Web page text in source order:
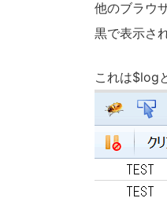
他のブラウ
黒で表示さ
これは$log